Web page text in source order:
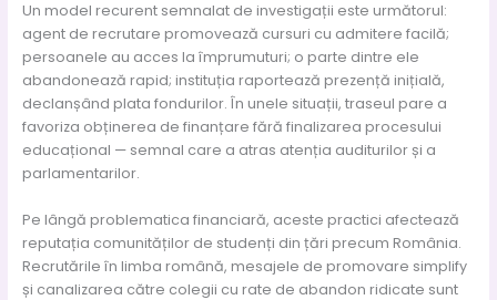
Un model recurent semnalat de investigații este următorul:
agent de recrutare promovează cursuri cu admitere facilă;
persoanele au acces la împrumuturi; o parte dintre ele
abandonează rapid; instituția raportează prezență inițială,
declanșând plata fondurilor. În unele situații, traseul pare a
favoriza obținerea de finanțare fără finalizarea procesului
educațional — semnal care a atras atenția auditurilor și a
parlamentarilor.
Pe lângă problematica financiară, aceste practici afectează
reputația comunităților de studenți din țări precum România.
Recrutările în limba română, mesajele de promovare simplify
și canalizarea către colegii cu rate de abandon ridicate sunt